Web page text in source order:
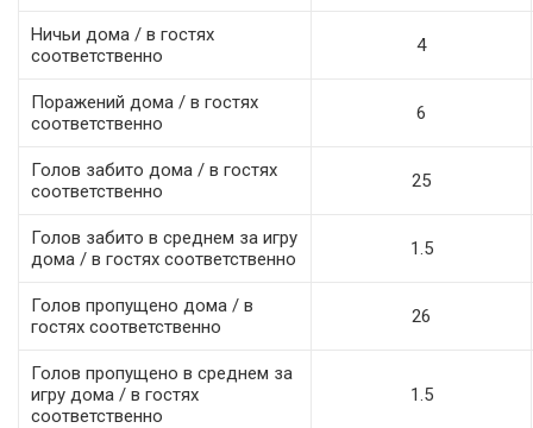
Ничьи дома / в гостях
соответственно
4
Поражений дома / в гостях
соответственно
6
Голов забито дома / в гостях
соответственно
25
Голов забито в среднем за игру
дома / в гостях соответственно
1.5
Голов пропущено дома / в
гостях соответственно
26
Голов пропущено в среднем за
игру дома / в гостях
соответственно
1.5